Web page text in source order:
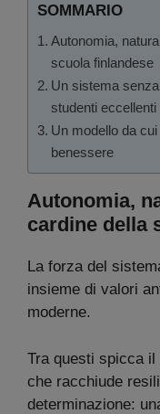
SOMMARIO
Autonomia,
scuola finlandese
Un sistema
studenti eccellenti
Un modello da
benessere
Autonomia,
cardine della
La forza del
insieme di valori
moderne.
Tra questi spicca il
che racchiude
determinazione: